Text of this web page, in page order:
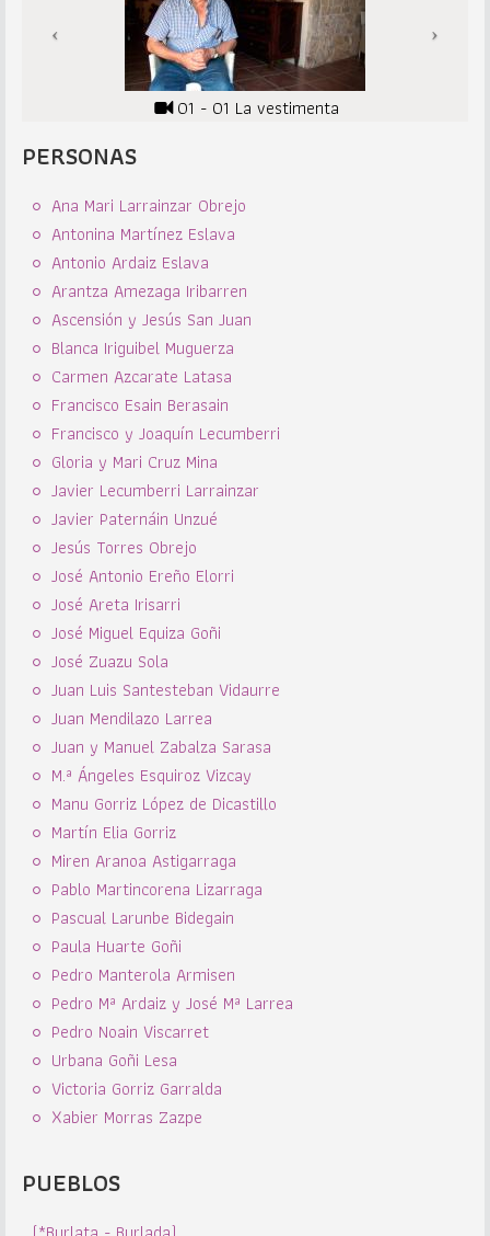
01 - 01 La vestimenta
PERSONAS
Ana Mari Larrainzar Obrejo
Antonina Martínez Eslava
Antonio Ardaiz Eslava
Arantza Amezaga Iribarren
Ascensión y Jesús San Juan
Blanca Iriguibel Muguerza
Carmen Azcarate Latasa
Francisco Esain Berasain
Francisco y Joaquín Lecumberri
Gloria y Mari Cruz Mina
Javier Lecumberri Larrainzar
Javier Paternáin Unzué
Jesús Torres Obrejo
José Antonio Ereño Elorri
José Areta Irisarri
José Miguel Equiza Goñi
José Zuazu Sola
Juan Luis Santesteban Vidaurre
Juan Mendilazo Larrea
Juan y Manuel Zabalza Sarasa
M.ª Ángeles Esquiroz Vizcay
Manu Gorriz López de Dicastillo
Martín Elia Gorriz
Miren Aranoa Astigarraga
Pablo Martincorena Lizarraga
Pascual Larunbe Bidegain
Paula Huarte Goñi
Pedro Manterola Armisen
Pedro Mª Ardaiz y José Mª Larrea
Pedro Noain Viscarret
Urbana Goñi Lesa
Victoria Gorriz Garralda
Xabier Morras Zazpe
PUEBLOS